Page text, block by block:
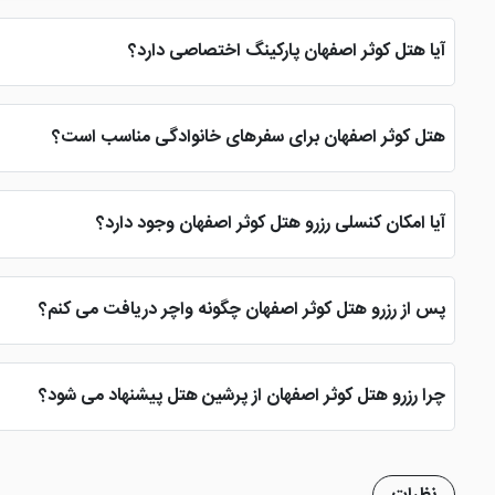
برخی از گردشگران به این هتل لقب یشم سبز را داده اند. از
از مهم ترین امکانات هتل می توان به استخر، سونا، جکوزی، سالن
آیا هتل کوثر اصفهان پارکینگ اختصاصی دارد؟
بله، هتل کوثر دارای پارکینگ اختصاصی است و مهمانان می توانند در
هتل کوثر اصفهان برای سفرهای خانوادگی مناسب است؟
بله، تنوع اتاق ها و سوئیت ها، امکانات رفاهی کامل، فضای سبز
آیا امکان کنسلی رزرو هتل کوثر اصفهان وجود دارد؟
بله، امکان لغو رزرو وجود دارد اما میزان جریمه کنسلی براساس
پس از رزرو هتل کوثر اصفهان چگونه واچر دریافت می کنم؟
پس از تکمیل فرآیند رزرو و پرداخت هزینه، واچر هتل به صورت
چرا رزرو هتل کوثر اصفهان از پرشین هتل پیشنهاد می شود؟